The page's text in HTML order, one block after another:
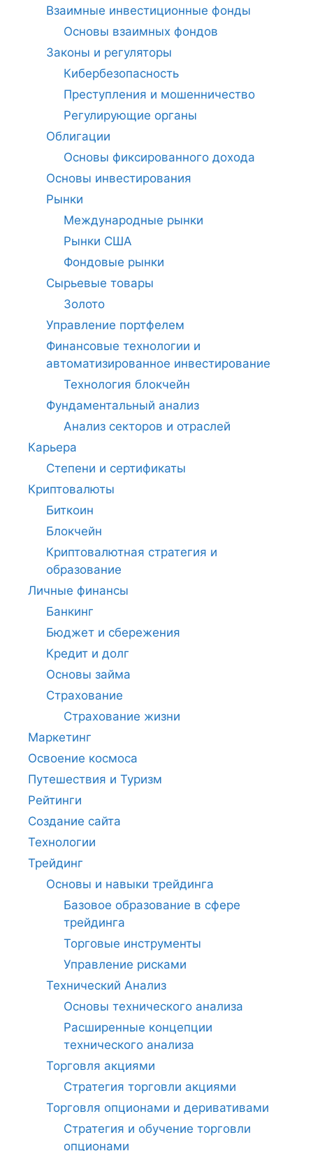
Взаимные инвестиционные фонды
Основы взаимных фондов
Законы и регуляторы
Кибербезопасность
Преступления и мошенничество
Регулирующие органы
Облигации
Основы фиксированного дохода
Основы инвестирования
Рынки
Международные рынки
Рынки США
Фондовые рынки
Сырьевые товары
Золото
Управление портфелем
Финансовые технологии и
автоматизированное инвестирование
Технология блокчейн
Фундаментальный анализ
Анализ секторов и отраслей
Карьера
Степени и сертификаты
Криптовалюты
Биткоин
Блокчейн
Криптовалютная стратегия и
образование
Личные финансы
Банкинг
Бюджет и сбережения
Кредит и долг
Основы займа
Страхование
Страхование жизни
Маркетинг
Освоение космоса
Путешествия и Туризм
Рейтинги
Создание сайта
Технологии
Трейдинг
Основы и навыки трейдинга
Базовое образование в сфере
трейдинга
Торговые инструменты
Управление рисками
Технический Анализ
Основы технического анализа
Расширенные концепции
технического анализа
Торговля акциями
Стратегия торговли акциями
Торговля опционами и деривативами
Стратегия и обучение торговли
опционами